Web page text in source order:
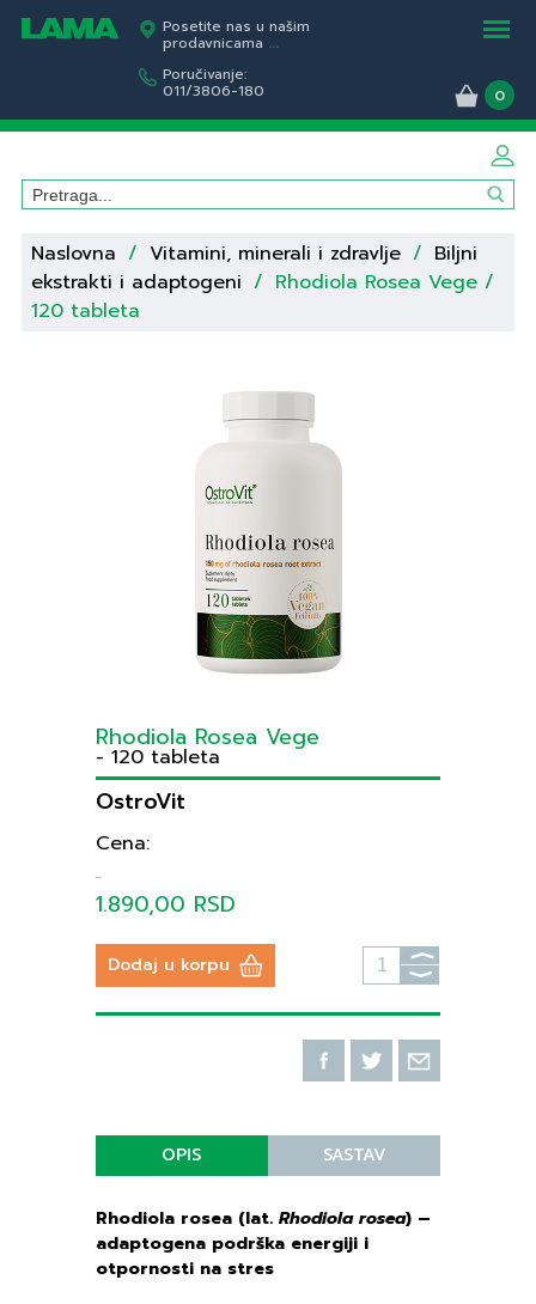
Posetite nas u našim
prodavnicama ...
Poručivanje:
011/3806-180 0
Naslovna / Vitamini, minerali i zdravlje / Biljni
ekstrakti i adaptogeni / Rhodiola Rosea Vege /
120 tableta
Rhodiola Rosea Vege
- 120 tableta
OstroVit
Cena:
1.890,00 RSD
Dodaj u korpu
⟩
⟩
OPIS SASTAV
Rhodiola rosea (lat. Rhodiola rosea) –
adaptogena podrška energiji i
otpornosti na stres